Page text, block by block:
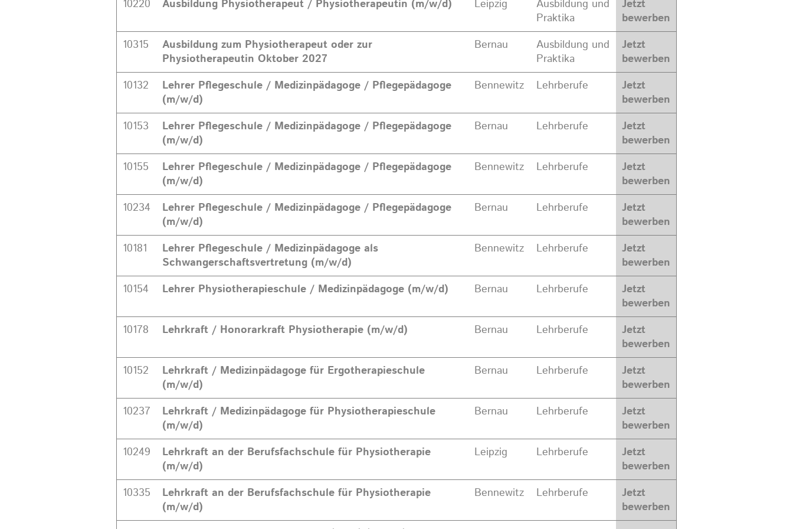
10220
Ausbildung Physiotherapeut / Physiotherapeutin (m/w/d) Leipzig
Ausbildung und
Praktika
Jetzt
bewerben
10315
Ausbildung zum Physiotherapeut oder zur
Physiotherapeutin Oktober 2027
Bernau
Ausbildung und
Praktika
Jetzt
bewerben
10132
Lehrer Pflegeschule / Medizinpädagoge / Pflegepädagoge
(m/w/d)
Bennewitz Lehrberufe
Jetzt
bewerben
10153
Lehrer Pflegeschule / Medizinpädagoge / Pflegepädagoge
(m/w/d)
Bernau Lehrberufe
Jetzt
bewerben
10155
Lehrer Pflegeschule / Medizinpädagoge / Pflegepädagoge
(m/w/d)
Bennewitz Lehrberufe
Jetzt
bewerben
10234
Lehrer Pflegeschule / Medizinpädagoge / Pflegepädagoge
(m/w/d)
Bernau Lehrberufe
Jetzt
bewerben
10181
Lehrer Pflegeschule / Medizinpädagoge als
Schwangerschaftsvertretung (m/w/d)
Bennewitz Lehrberufe
Jetzt
bewerben
10154
Lehrer Physiotherapieschule / Medizinpädagoge (m/w/d) Bernau Lehrberufe
Jetzt
bewerben
10178
Lehrkraft / Honorarkraft Physiotherapie (m/w/d) Bernau Lehrberufe
Jetzt
bewerben
10152
Lehrkraft / Medizinpädagoge für Ergotherapieschule
(m/w/d)
Bernau Lehrberufe
Jetzt
bewerben
10237
Lehrkraft / Medizinpädagoge für Physiotherapieschule
(m/w/d)
Bernau Lehrberufe
Jetzt
bewerben
10249
Lehrkraft an der Berufsfachschule für Physiotherapie
(m/w/d)
Leipzig Lehrberufe
Jetzt
bewerben
10335
Lehrkraft an der Berufsfachschule für Physiotherapie
(m/w/d)
Bennewitz Lehrberufe
Jetzt
bewerben